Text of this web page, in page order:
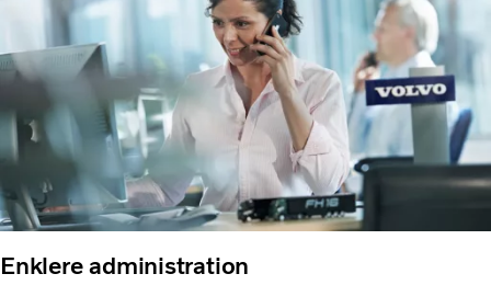
Enklere administration